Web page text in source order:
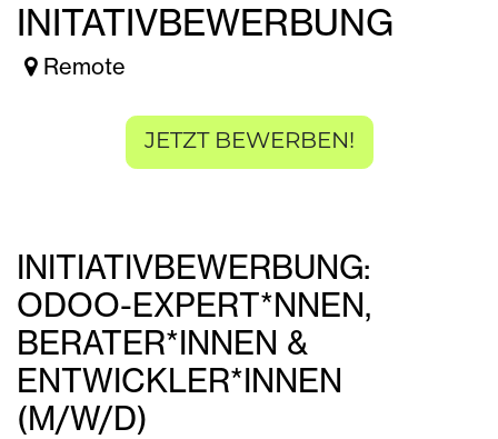
INITATIVBEWERBUNG
Remote
JETZT BEWERBEN!
INITIATIVBEWERBUNG:
ODOO-EXPERT*NNEN,
BERATER*INNEN &
ENTWICKLER*INNEN
(M/W/D)